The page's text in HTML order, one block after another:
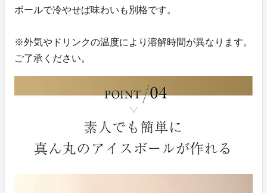
ボールで冷やせば味わいも別格です。
※外気やドリンクの温度により溶解時間が異なります。
ご了承ください。